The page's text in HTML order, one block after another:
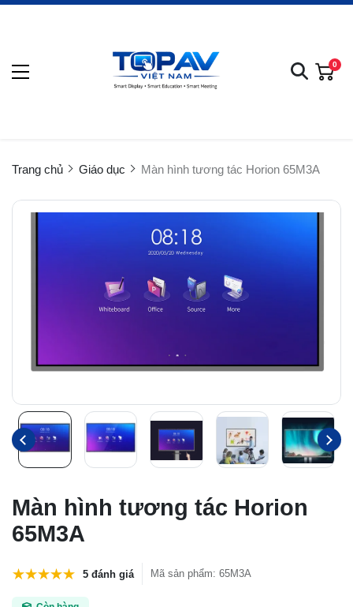
0
Trang chủ Giáo dục Màn hình tương tác Horion 65M3A
Màn hình tương tác Horion
65M3A
5 đánh giá Mã sản phẩm: 65M3A